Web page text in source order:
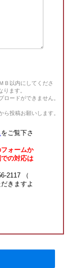
Ｂ以内にしてくださ
ます。
ードができません。
投稿お願いします。
をご覧下さ
ォームか
の対応は
2117 （
きますよ